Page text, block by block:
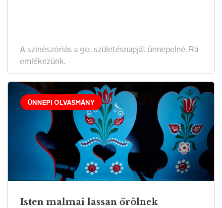
A színészóriás a 90. születésnapját ünnepelné. Rá
emlékezünk.
ÜNNEPI OLVASMÁNY
Isten malmai lassan őrölnek